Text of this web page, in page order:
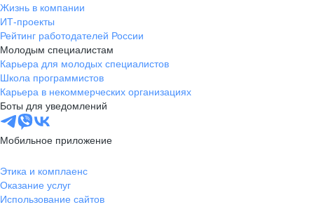
Жизнь в компании
ИТ-проекты
Рейтинг работодателей России
Молодым специалистам
Карьера для молодых специалистов
Школа программистов
Карьера в некоммерческих организациях
Боты для уведомлений
Мобильное приложение
Этика и комплаенс
Оказание услуг
Использование сайтов